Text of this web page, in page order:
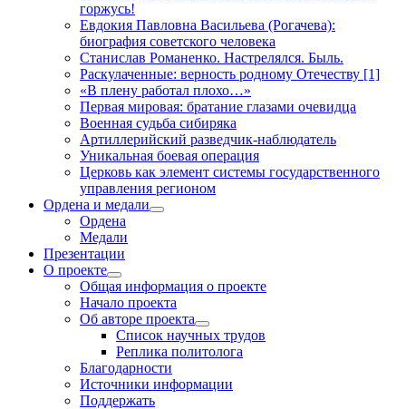
горжусь!
Евдокия Павловна Васильева (Рогачева):
биография советского человека
Станислав Романенко. Настрелялся. Быль.
Раскулаченные: верность родному Отечеству [1]
«В плену работал плохо…»
Первая мировая: братание глазами очевидца
Военная судьба сибиряка
Артиллерийский разведчик-наблюдатель
Уникальная боевая операция
Церковь как элемент системы государственного
управления регионом
Ордена и медали
открыть
Ордена
Медали
Презентации
О проекте
открыть
меню
Общая информация о проекте
Начало проекта
Об авторе проекта
открыть
меню
Список научных трудов
Реплика политолога
Благодарности
Источники информации
Поддержать